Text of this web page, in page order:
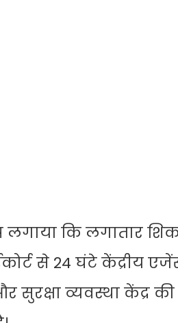
कि लगातार
से 24 घंटे केंद्रीय
सुरक्षा व्यवस्था केंद्र